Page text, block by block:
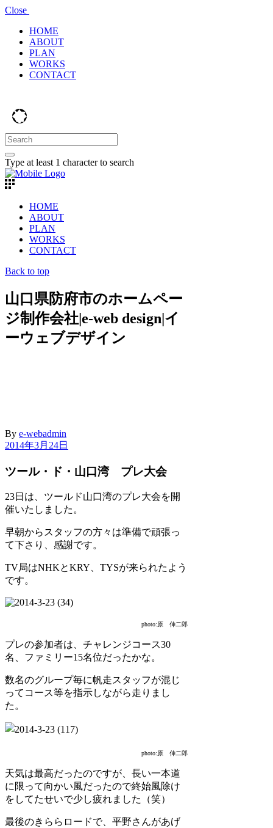
Close
HOME
ABOUT
PLAN
WORKS
CONTACT
Type at least 1 character to search
HOME
ABOUT
PLAN
WORKS
CONTACT
Back to top
山口県防府市のホームペー
ジ制作会社|e-web design|イ
ーウェブデザイン
By e-webadmin
2014年3月24日
ツール・ド・山口湾 プレ大会
23日は、ツールド山口湾のプレ大会を開
催いたしました。
早朝からスタッフの方々は準備で頑張っ
て下さり、感謝です。
TV局はNHKとKRY、TYSが来られたよう
です。
photo:原 伸二郎
プレの参加者は、チャレンジコース30
名、ファミリー15名位だったかな。
数名のグループ毎に帆走スタッフが混じ
ってコース等を指示しながら走りまし
た。
photo:原 伸二郎
天気は最高だったのですが、長い一本道
に限って向かい風だったので終始風除け
をしてたせいで少し疲れました（笑）
最後のきららロードで、平野さんがあげ